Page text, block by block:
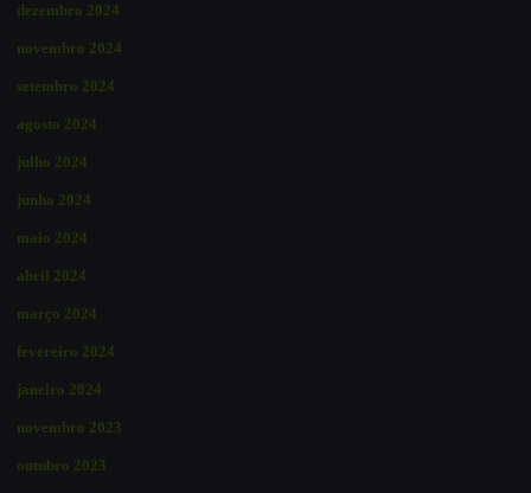
dezembro 2024
novembro 2024
setembro 2024
agosto 2024
julho 2024
junho 2024
maio 2024
abril 2024
março 2024
fevereiro 2024
janeiro 2024
novembro 2023
outubro 2023